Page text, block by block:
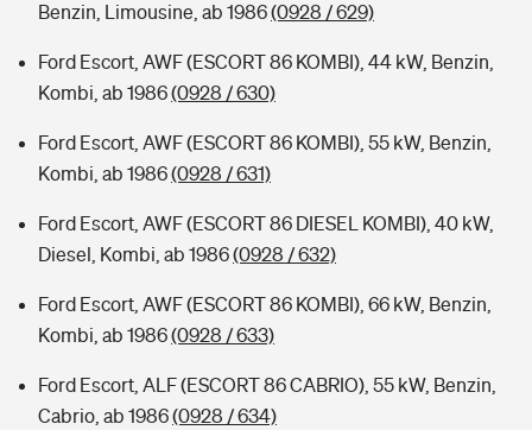
Benzin, Limousine, ab 1986(0928 / 629)
Ford Escort, AWF (ESCORT 86 KOMBI), 44 kW, Benzin,
Kombi, ab 1986(0928 / 630)
Ford Escort, AWF (ESCORT 86 KOMBI), 55 kW, Benzin,
Kombi, ab 1986(0928 / 631)
Ford Escort, AWF (ESCORT 86 DIESEL KOMBI), 40 kW,
Diesel, Kombi, ab 1986(0928 / 632)
Ford Escort, AWF (ESCORT 86 KOMBI), 66 kW, Benzin,
Kombi, ab 1986(0928 / 633)
Ford Escort, ALF (ESCORT 86 CABRIO), 55 kW, Benzin,
Cabrio, ab 1986(0928 / 634)